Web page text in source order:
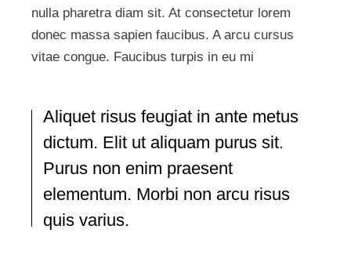
nulla pharetra diam sit. At consectetur lorem
donec massa sapien faucibus. A arcu cursus
vitae congue. Faucibus turpis in eu mi
Aliquet risus feugiat in ante metus
dictum. Elit ut aliquam purus sit.
Purus non enim praesent
elementum. Morbi non arcu risus
quis varius.